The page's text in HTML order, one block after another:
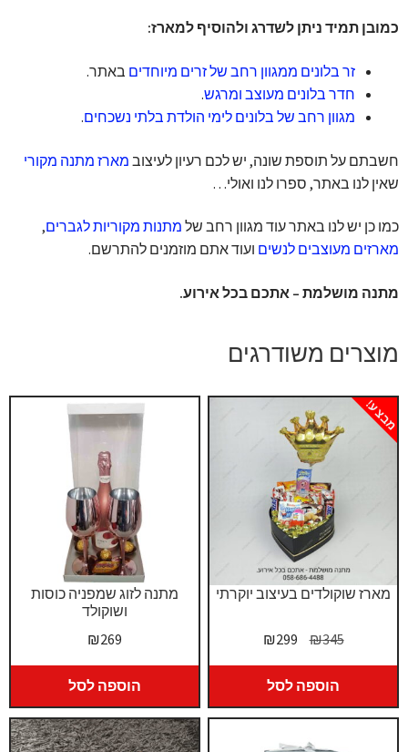
כמובן תמיד ניתן לשדרג ולהוסיף למארז:
זר בלונים ממגוון רחב של זרים מיוחדים באתר.
חדר בלונים מעוצב ומרגש.
מגוון רחב של בלונים לימי הולדת בלתי נשכחים.
חשבתם על תוספת שונה, יש לכם רעיון לעיצוב מארז מתנה מקורי
שאין לנו באתר, ספרו לנו ואולי…
כמו כן יש לנו באתר עוד מגוון רחב של מתנות מקוריות לגברים,
מארזים מעוצבים לנשים ועוד אתם מוזמנים להתרשם.
מתנה מושלמת – אתכם בכל אירוע.
מוצרים משודרגים
מתנה לזוג שמפניה כוסות
ושוקולד
₪269
הוספה לסל
מארז שוקולדים בעיצוב יוקרתי
מבצע!
₪345
המחיר
היה:
₪345.
₪299
₪299.
הוספה לסל